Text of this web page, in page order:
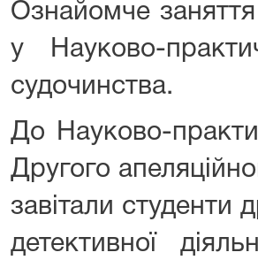
Ознайомче
у Науково-
судочинства.
До Науково-
Другого
завітали студенти
детективної